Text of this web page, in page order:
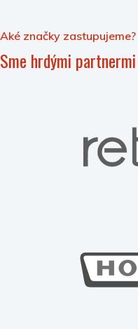
Aké značky zastupujeme?
Sme hrdými